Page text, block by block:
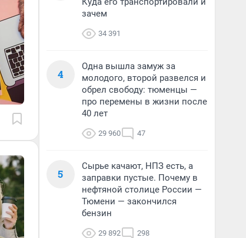
зачем
34 391
4
Одна вышла замуж за
молодого, второй развелся и
обрел свободу: тюменцы —
про перемены в жизни после
40 лет
29 960 47
5
Сырье качают, НПЗ есть, а
заправки пустые. Почему в
нефтяной столице России —
Тюмени — закончился
бензин
29 892 298